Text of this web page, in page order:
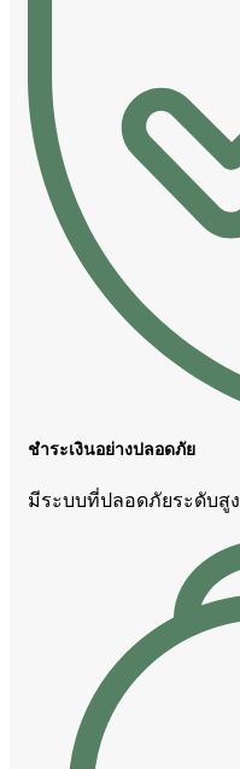
ชำระเงินอย่างปลอดภัย
มีระบบที่ปลอดภัยระดับสูง